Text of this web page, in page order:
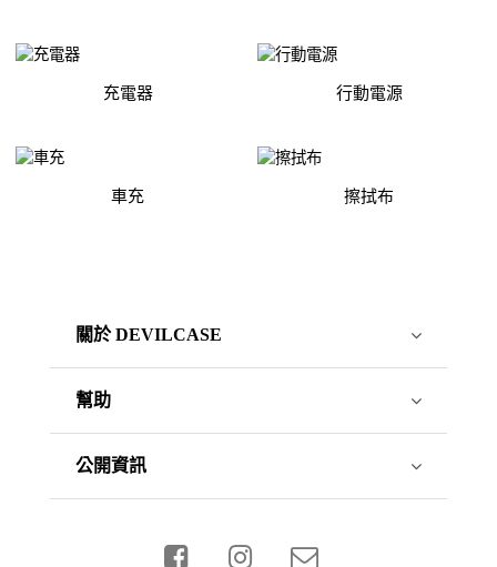
充電器 行動電源
車充 擦拭布
關於 DEVILCASE
幫助
公開資訊